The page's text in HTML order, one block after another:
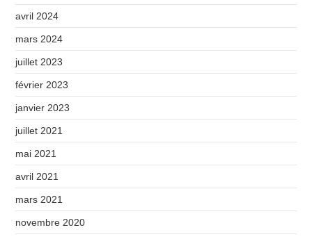
avril 2024
mars 2024
juillet 2023
février 2023
janvier 2023
juillet 2021
mai 2021
avril 2021
mars 2021
novembre 2020